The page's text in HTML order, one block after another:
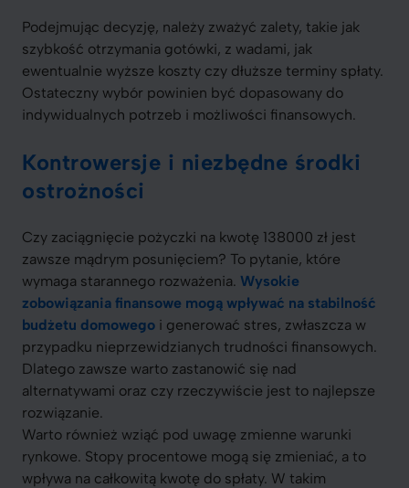
Podejmując decyzję, należy zważyć zalety, takie jak
szybkość otrzymania gotówki, z wadami, jak
ewentualnie wyższe koszty czy dłuższe terminy spłaty.
Ostateczny wybór powinien być dopasowany do
indywidualnych potrzeb i możliwości finansowych.
Kontrowersje i niezbędne środki
ostrożności
Czy zaciągnięcie pożyczki na kwotę 138000 zł jest
zawsze mądrym posunięciem? To pytanie, które
wymaga starannego rozważenia. Wysokie
zobowiązania finansowe mogą wpływać na stabilność
budżetu domowego i generować stres, zwłaszcza w
przypadku nieprzewidzianych trudności finansowych.
Dlatego zawsze warto zastanowić się nad
alternatywami oraz czy rzeczywiście jest to najlepsze
rozwiązanie.
Warto również wziąć pod uwagę zmienne warunki
rynkowe. Stopy procentowe mogą się zmieniać, a to
wpływa na całkowitą kwotę do spłaty. W takim